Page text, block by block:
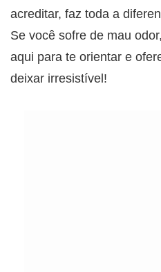
acreditar, faz toda a
Se você sofre de mau
aqui para te orientar e
deixar irresistível!